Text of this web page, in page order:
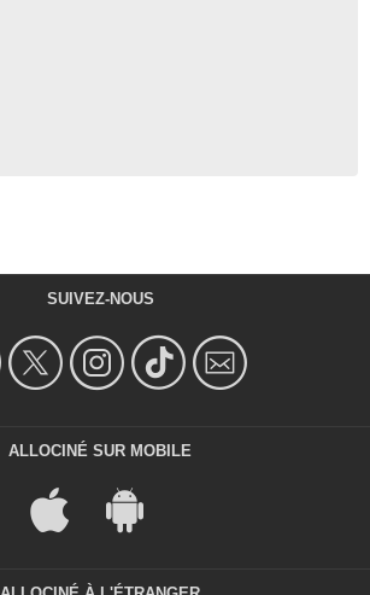
SUIVEZ-NOUS
ALLOCINÉ SUR MOBILE